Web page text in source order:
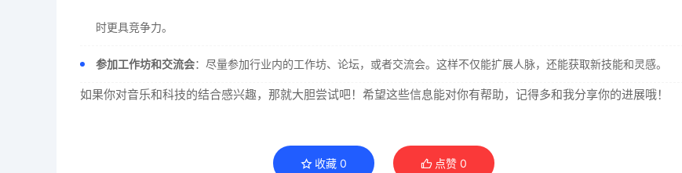
时更具竞争力。
参加工作坊和交流会：尽量参加行业内的工作坊、论坛，或者交流会。这样不仅能扩展人脉，还能获取新技能和灵感。
如果你对音乐和科技的结合感兴趣，那就大胆尝试吧！希望这些信息能对你有帮助，记得多和我分享你的进展哦！
收藏 0 点赞 0